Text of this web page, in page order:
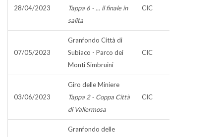
28/04/2023
Tappa 6 - ... il finale in
salita
CIC
07/05/2023
Granfondo Città di
Subiaco - Parco dei
Monti Simbruini
CIC
03/06/2023
Giro delle Miniere
Tappa 2 - Coppa Città
di Vallermosa
CIC
Granfondo delle